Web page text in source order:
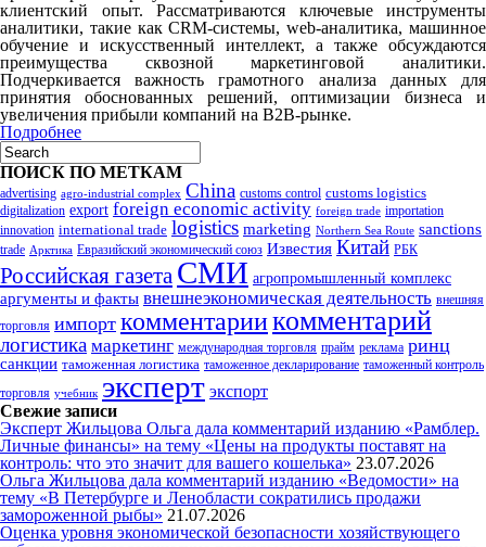
клиентский опыт. Рассматриваются ключевые инструменты
аналитики, такие как CRM-системы, web-аналитика, машинное
обучение и искусственный интеллект, а также обсуждаются
преимущества сквозной маркетинговой аналитики.
Подчеркивается важность грамотного анализа данных для
принятия обоснованных решений, оптимизации бизнеса и
увеличения прибыли компаний на B2B-рынке.
Подробнее
ПОИСК ПО МЕТКАМ
advertising agro-industrial complex China customs control customs logistics
digitalization export foreign economic activity foreign trade importation
innovation international trade logistics marketing Northern Sea Route sanctions
trade Арктика Евразийский экономический союз Известия Китай РБК
Российская газета СМИ агропромышленный комплекс
аргументы и факты внешнеэкономическая деятельность внешняя
торговля импорт комментариикомментарий
логистика маркетинг международная торговля прайм реклама ринц
санкции таможенная логистика таможенное декларирование таможенный контроль
торговля учебник эксперт экспорт
Свежие записи
Эксперт Жильцова Ольга дала комментарий изданию «Рамблер.
Личные финансы» на тему «Цены на продукты поставят на
контроль: что это значит для вашего кошелька» 23.07.2026
Ольга Жильцова дала комментарий изданию «Ведомости» на
тему «В Петербурге и Ленобласти сократились продажи
замороженной рыбы» 21.07.2026
Оценка уровня экономической безопасности хозяйствующего